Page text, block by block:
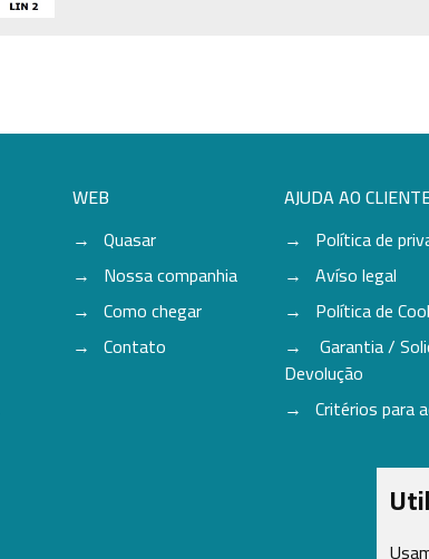
WEB
Quasar
Nossa companhia
Como chegar
Contato
AJUDA AO
Política de
Avíso legal
Política de
Garantia /
Devolução
Critérios para